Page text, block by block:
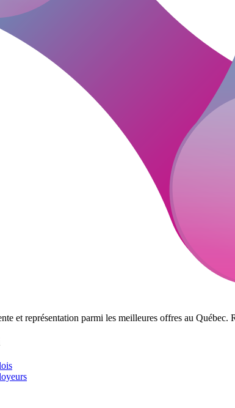
et représentation parmi les meilleures offres au